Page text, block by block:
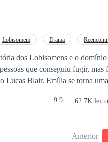
porquê.
Lobisomem Drama
dos Lobisomens e o
que conseguiu fugir, mas
uma escrava na
a chance perfeita para
Rei Alpha. Emília será obrigada
9.9 62.7K
Anterior